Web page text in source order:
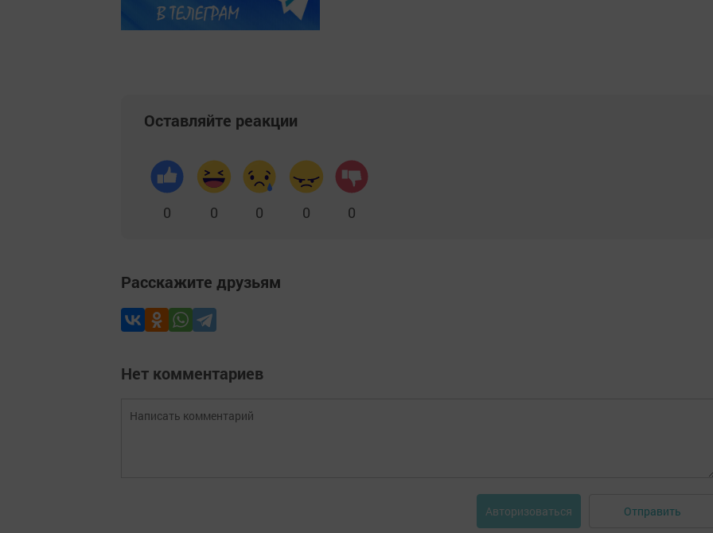
Оставляйте реакции
0 0 0 0 0
Расскажите друзьям
Нет комментариев
Авторизоваться Отправить